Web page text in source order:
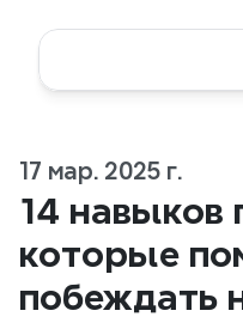
17 мар. 2025 г.
14 навыков
которые
побеждать